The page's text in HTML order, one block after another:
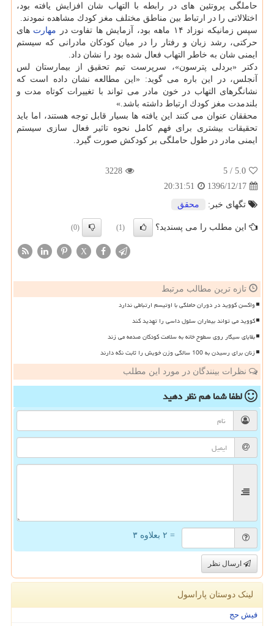
حاملگی پروتئین های در رابطه با التهاب شان افزایش یافته بود،
اختلالاتی را در ارتباط بین مناطق مختلف مغز كودك مشاهده نمودند.
سپس زمانیكه نوزاد ۱۴ ماهه بود، آزمایش ها تفاوت در
مهارت های
حركتی، رشد زبان و رفتار را در میان كودكان مادرانی كه سیستم
ایمنی شان به خاطر التهاب فعال شده بود را نشان داد.
دكتر «بردلی پترسون»، سرپرست تیم تحقیق از بیمارستان لس
آنجلس، در این باره می گوید: «این مطالعه نشان داده است كه
نشانگرهای التهاب در خون مادر می تواند با تغییرات كوتاه مدت و
بلندمدت مغز كودك ارتباط داشته باشد.»
محققان عنوان می كنند این یافته ها بسیار قابل توجه هستند، اما باید
تحقیقات بیشتری برای فهم كامل نحوه تاثیر فعال سازی سیستم
ایمنی مادر در طول حاملگی بر كودكش صورت گیرد.
5.0
/ 5
3228
1396/12/17
20:31:51
تگهای خبر:
محقق
این مطلب را می پسندید؟ (1)
(0)
X
تازه ترین مطالب مرتبط
واکسن کووید در دوران حاملگی با اوتیسم ارتباطی ندارد
کووید می تواند بیماران سلول داسی را تهدید کند
بقایای سیگار روی سطوح خانه به سلامت کودکان صدمه می زند
زنان برای رسیدن به 100 سالگی وزن خویش را ثابت نگه دارند
نظرات بینندگان در مورد این مطلب
لطفا شما همنظر دهید
= ۲ بعلاوه ۳
ارسال نظر
لینک دوستان پاراسول
فیش حج